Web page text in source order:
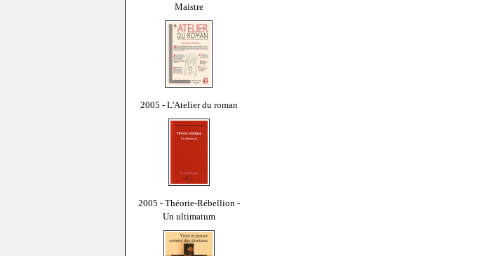
Maistre
2005 - L'Atelier du roman
2005 - Théorie-Rébellion -
Un ultimatum